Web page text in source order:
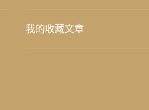
我的收藏文章